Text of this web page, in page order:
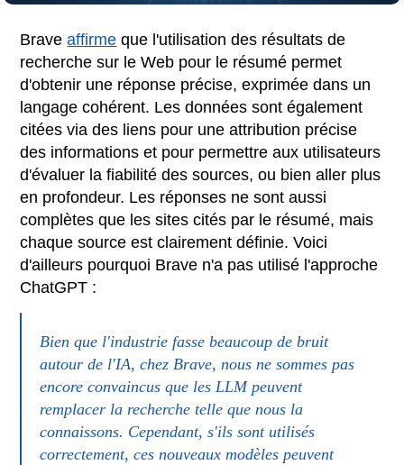
Braveaffirme que l'utilisation des résultats de
recherche sur le Web pour le résumé permet
d'obtenir une réponse précise, exprimée dans un
langage cohérent. Les données sont également
citées via des liens pour une attribution précise
des informations et pour permettre aux utilisateurs
d'évaluer la fiabilité des sources, ou bien aller plus
en profondeur. Les réponses ne sont aussi
complètes que les sites cités par le résumé, mais
chaque source est clairement définie. Voici
d'ailleurs pourquoi Brave n'a pas utilisé l'approche
ChatGPT :
Bien que l'industrie fasse beaucoup de bruit
autour de l'IA, chez Brave, nous ne sommes pas
encore convaincus que les LLM peuvent
remplacer la recherche telle que nous la
connaissons. Cependant, s'ils sont utilisés
correctement, ces nouveaux modèles peuvent